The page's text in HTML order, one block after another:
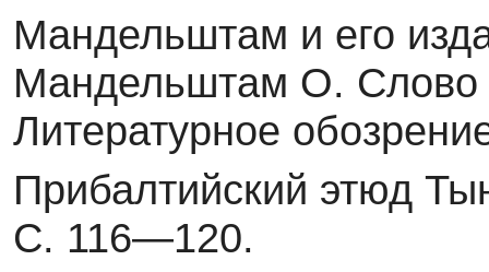
Мандельштам и его
Мандельштам О. Слово
Литературное
Прибалтийский этюд
С. 116—120.